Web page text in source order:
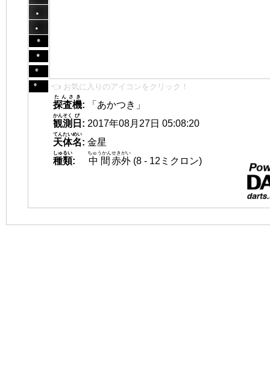
👈 お気に入りのアイコンをクリック！
探査機
たんさき
:
「あかつき」
観測
かんそく
日
び
: 2017年08月27日 05:08:20
天体名
てんたいめい
: 金星
種類
しゅるい
: 中間
ちゅうかん
赤外
せきがい
(8 - 12ミクロン)